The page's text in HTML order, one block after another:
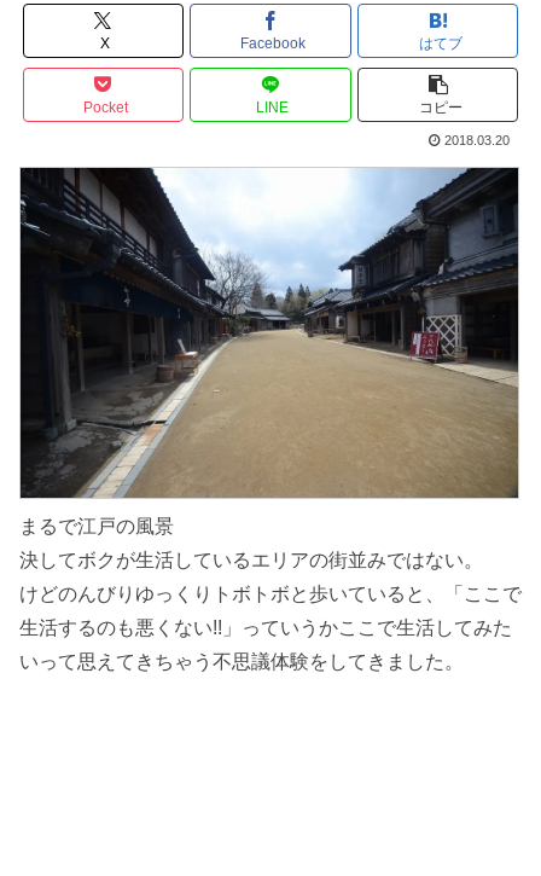
X Facebook はてブ
Pocket LINE コピー
2018.03.20
まるで江戸の風景
決してボクが生活しているエリアの街並みではない。
けどのんびりゆっくりトボトボと歩いていると、「ここで
生活するのも悪くない!!」っていうかここで生活してみた
いって思えてきちゃう不思議体験をしてきました。